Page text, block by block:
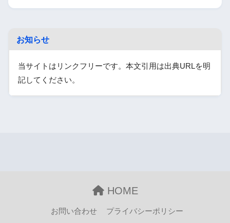
お知らせ
当サイトはリンクフリーです。本文引用は出典URLを明
記してください。
HOME
お問い合わせ プライバシーポリシー